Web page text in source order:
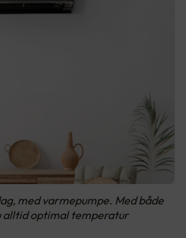
med varmepumpe. Med både
alltid optimal temperatur